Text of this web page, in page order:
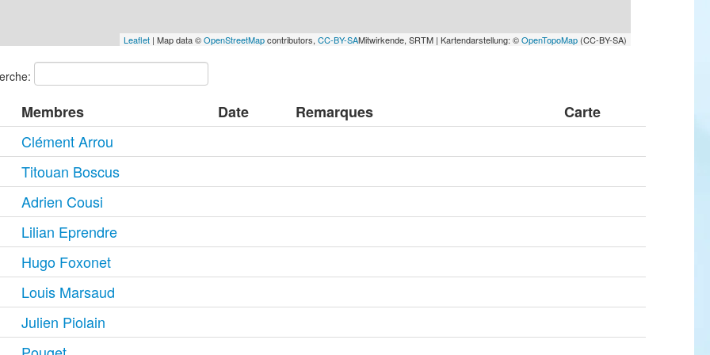
Leaflet| Map data ©OpenStreetMapcontributors, CC-BY-SAMitwirkende, SRTM | Kartendarstellung: ©OpenTopoMap(CC-BY-SA)
Membres Date Remarques
Carte
Clément Arrou
Titouan Boscus
Adrien Cousi
Lilian Eprendre
Hugo Foxonet
Louis Marsaud
Julien Piolain